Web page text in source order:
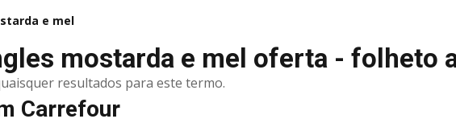
e mel
mostarda e mel oferta - folheto
resultados para este termo.
Carrefour